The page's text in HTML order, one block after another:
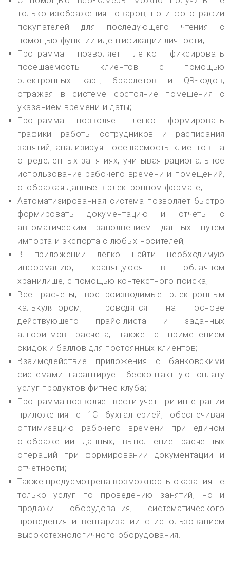
только изображения товаров, но и фотографии
покупателей для последующего чтения с
помощью функции идентификации личности;
Программа позволяет легко фиксировать
посещаемость клиентов с помощью
электронных карт, браслетов и QR-кодов,
отражая в системе состояние помещения с
указанием времени и даты;
Программа позволяет легко формировать
графики работы сотрудников и расписания
занятий, анализируя посещаемость клиентов на
определенных занятиях, учитывая рациональное
использование рабочего времени и помещений,
отображая данные в электронном формате;
Автоматизированная система позволяет быстро
формировать документацию и отчеты с
автоматическим заполнением данных путем
импорта и экспорта с любых носителей;
В приложении легко найти необходимую
информацию, хранящуюся в облачном
хранилище, с помощью контекстного поиска;
Все расчеты, воспроизводимые электронным
калькулятором, проводятся на основе
действующего прайс-листа и заданных
алгоритмов расчета, также с применением
скидок и баллов для постоянных клиентов;
Взаимодействие приложения с банковскими
системами гарантирует бесконтактную оплату
услуг продуктов фитнес-клуба;
Программа позволяет вести учет при интеграции
приложения с 1С бухгалтерией, обеспечивая
оптимизацию рабочего времени при едином
отображении данных, выполнение расчетных
операций при формировании документации и
отчетности;
Также предусмотрена возможность оказания не
только услуг по проведению занятий, но и
продажи оборудования, систематического
проведения инвентаризации с использованием
высокотехнологичного оборудования.